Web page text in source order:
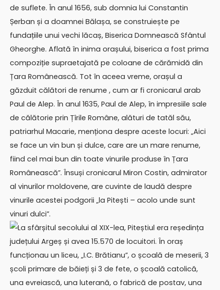
de suflete. În anul 1656, sub domnia lui Constantin
Șerban și a doamnei Bălașa, se construiește pe
fundațiile unui vechi lăcaș, Biserica Domnească Sfântul
Gheorghe. Aflată în inima orașului, biserica a fost prima
compoziție supraetajată pe coloane de cărămidă din
Țara Românească. Tot în aceea vreme, orașul a
găzduit călători de renume , cum ar fi cronicarul arab
Paul de Alep. În anul 1635, Paul de Alep, în impresiile sale
de călătorie prin Țîrile Române, alături de tatăl său,
patriarhul Macarie, menționa despre aceste locuri: „Aici
se face un vin bun și dulce, care are un mare renume,
fiind cel mai bun din toate vinurile produse în Țara
Românească”. Însuși cronicarul Miron Costin, admirator
al vinurilor moldovene, are cuvinte de laudă despre
vinurile acestei podgorii „la Pitești – acolo unde sunt
vinuri dulci”.
La sfârșitul secolului al XIX-lea, Piteștiul era reședința
județului Argeș și avea 15.570 de locuitori. În oraș
funcționau un liceu, „I.C. Brătianu”, o școală de meserii, 3
școli primare de băieți și 3 de fete, o școală catolică,
una evreiască, una luterană, o fabrică de postav, una